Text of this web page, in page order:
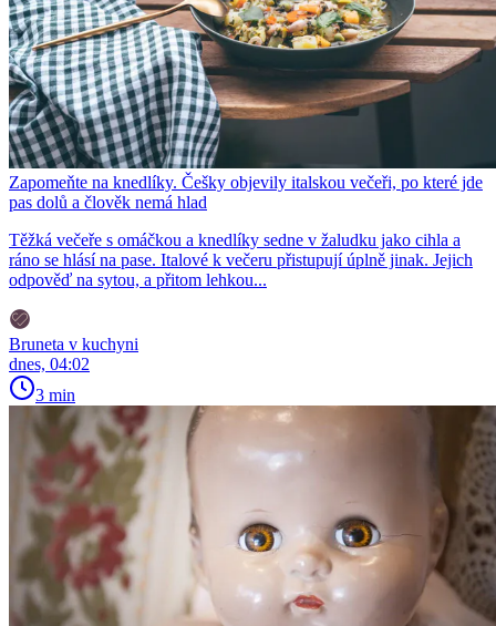
Zapomeňte na knedlíky. Češky objevily italskou večeři, po které jde
pas dolů a člověk nemá hlad
Těžká večeře s omáčkou a knedlíky sedne v žaludku jako cihla a
ráno se hlásí na pase. Italové k večeru přistupují úplně jinak. Jejich
odpověď na sytou, a přitom lehkou...
Bruneta v kuchyni
dnes, 04:02
3 min